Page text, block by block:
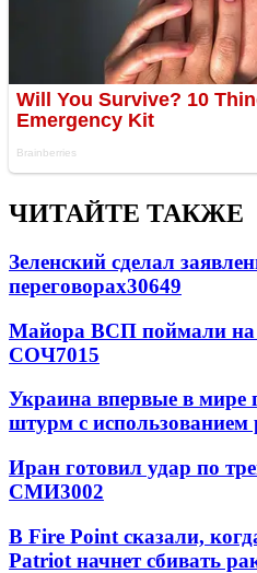
ЧИТАЙТЕ ТАКЖЕ
Зеленский сделал
переговорах30649
Майора ВСП поймали
СОЧ7015
Украина впервые в мире
штурм с использованием
Иран готовил удар по
СМИ3002
В Fire Point сказали,
Patriot начнет сбивать